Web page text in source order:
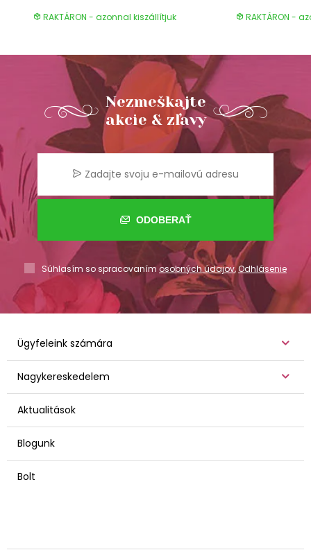
RAKTÁRON - azonnal kiszállítjuk RAKTÁRON -
Nezmeškajte
akcie & zľavy
ODOBERAŤ
Súhlasím so spracovaním osobných údajov,Odhlásenie
Ügyfeleink számára
Nagykereskedelem
Aktualitások
Blogunk
Bolt